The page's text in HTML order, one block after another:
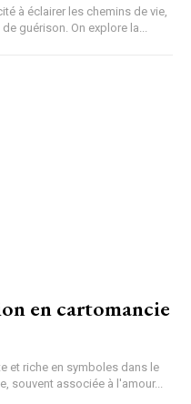
à éclairer les chemins de vie,
guérison. On explore la...
en cartomancie
et riche en symboles dans le
souvent associée à l'amour...